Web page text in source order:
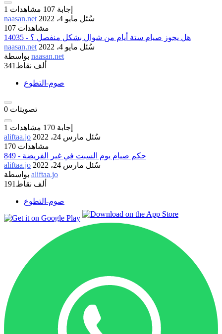
1 إجابة 107 مشاهدات
naasan.net
سُئل مايو 4، 2022
107 مشاهدات
14035 - هل يجوز صيام ستة أيام من شوال بشكل منفصل ؟
naasan.net
سُئل مايو 4، 2022
naasan.net
341ألف نقاط
صوم-التطوع
0 تصويتات
1 إجابة 170 مشاهدات
aliftaa.jo
سُئل مارس 24، 2022
170 مشاهدات
849 - حكم صيام يوم السبت في غير الفريضة
aliftaa.jo
سُئل مارس 24، 2022
aliftaa.jo
191ألف نقاط
صوم-التطوع